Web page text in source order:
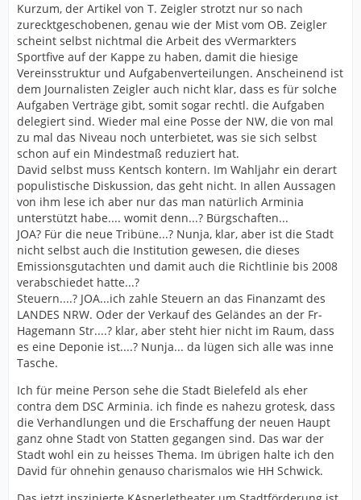
Kurzum, der Artikel von T. Zeigler strotzt nur so nach
zurecktgeschobenen, genau wie der Mist vom OB. Zeigler
scheint selbst nichtmal die Arbeit des vVermarkters
Sportfive auf der Kappe zu haben, damit die hiesige
Vereinsstruktur und Aufgabenverteilungen. Anscheinend ist
dem Journalisten Zeigler auch nicht klar, dass es für solche
Aufgaben Verträge gibt, somit sogar rechtl. die Aufgaben
delegiert sind. Wieder mal eine Posse der NW, die von mal
zu mal das Niveau noch unterbietet, was sie sich selbst
schon auf ein Mindestmaß reduziert hat.
David selbst muss Kentsch kontern. Im Wahljahr ein derart
populistische Diskussion, das geht nicht. In allen Aussagen
von ihm lese ich aber nur das man natürlich Arminia
unterstützt habe.... womit denn...? Bürgschaften...
JOA? Für die neue Tribüne...? Nunja, klar, aber ist die Stadt
nicht selbst auch die Institution gewesen, die dieses
Emissionsgutachten und damit auch die Richtlinie bis 2008
verabschiedet hatte...?
Steuern....? JOA...ich zahle Steuern an das Finanzamt des
LANDES NRW. Oder der Verkauf des Geländes an der Fr-
Hagemann Str....? klar, aber steht hier nicht im Raum, dass
es eine Deponie ist....? Nunja... da lügen sich alle was inne
Tasche.
Ich für meine Person sehe die Stadt Bielefeld als eher
contra dem DSC Arminia. ich finde es nahezu grotesk, dass
die Verhandlungen und die Erschaffung der neuen Haupt
ganz ohne Stadt von Statten gegangen sind. Das war der
Stadt wohl ein zu heisses Thema. Im übrigen halte ich den
David für ohnehin genauso charismalos wie HH Schwick.